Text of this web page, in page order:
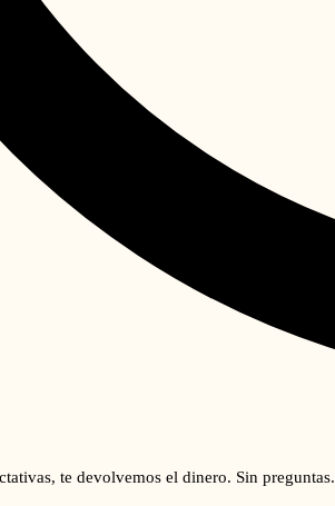
te devolvemos el dinero. Sin preguntas.